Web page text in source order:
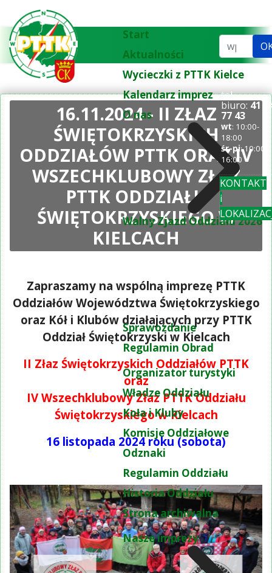
Start
Aktualności
Wycieczki z PTTK Kielce
Kalendarz imprez
O nas
Walny Zjazd Oddziału 2026
Sprawozdanie
Regulamin Obrad
Organizator turystyki
Władze Oddziału
Koła i Kluby
Komisje Oddziałowe
Odznaki
Regulamin Oddziału
Historia Oddziału
Strona archiwalna
Nasze imprezy
Szukaj...
tel.
biuro: 41
77 43
wt: 10:00-
18:00
śr-pi: 10:00-
16:00
KONTAKT
i
16.11.2024 - II ZŁAZ
ŚWIĘTOKRZYSKICH
ODDZIAŁÓW PTTK ORAZ IV
WSZECHKLUBOWY ZŁAZ
PTTK ODDZIAŁU
ŚWIĘTOKRZYSKIEGO W
KIELCACH
Zapraszamy na wspólną imprezę PTTK
Oddziałów Województwa Świętokrzyskiego
oraz Kół i Klubów działających przy PTTK
Oddział Świętokrzyski w Kielcach
II Złaz Świętokrzyskich Oddziałów PTTK
oraz
IV Wszechklubowy Złaz PTTK Oddziału
Świętokrzyskiego w Kielcach
16 listopada 2024 roku (sobota)